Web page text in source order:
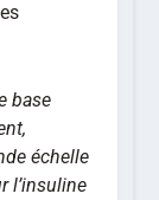
base
échelle
l’insuline